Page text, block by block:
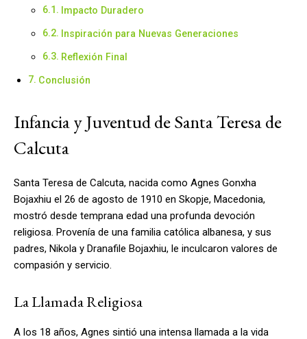
Impacto Duradero
Inspiración para Nuevas Generaciones
Reflexión Final
Conclusión
Infancia y Juventud de Santa Teresa de
Calcuta
Santa Teresa de Calcuta, nacida como Agnes Gonxha
Bojaxhiu el 26 de agosto de 1910 en Skopje, Macedonia,
mostró desde temprana edad una profunda devoción
religiosa. Provenía de una familia católica albanesa, y sus
padres, Nikola y Dranafile Bojaxhiu, le inculcaron valores de
compasión y servicio.
La Llamada Religiosa
A los 18 años, Agnes sintió una intensa llamada a la vida